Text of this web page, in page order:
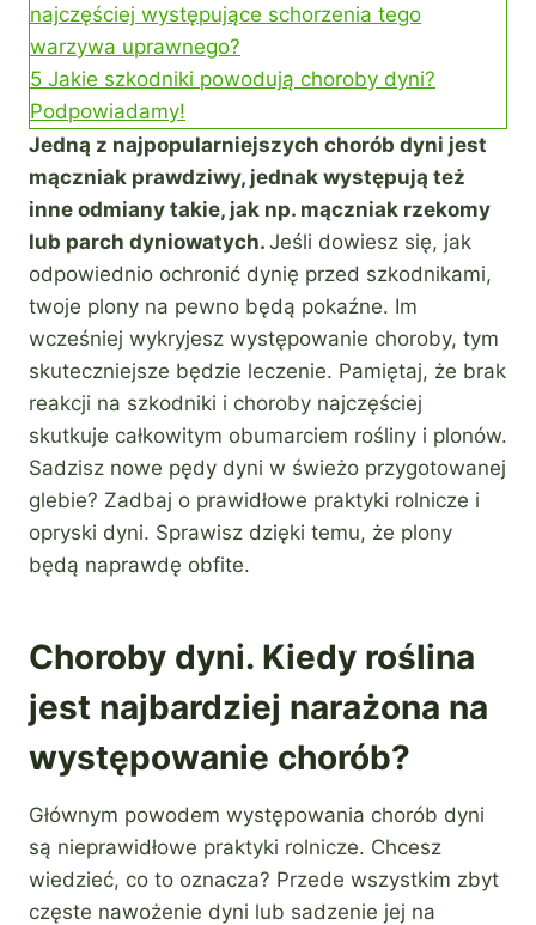
najczęściej występujące schorzenia tego
warzywa uprawnego?
5 Jakie szkodniki powodują choroby dyni?
Podpowiadamy!
Jedną z najpopularniejszych chorób dyni jest
mączniak prawdziwy, jednak występują też
inne odmiany takie, jak np. mączniak rzekomy
lub parch dyniowatych. Jeśli dowiesz się, jak
odpowiednio ochronić dynię przed szkodnikami,
twoje plony na pewno będą pokaźne. Im
wcześniej wykryjesz występowanie choroby, tym
skuteczniejsze będzie leczenie. Pamiętaj, że brak
reakcji na szkodniki i choroby najczęściej
skutkuje całkowitym obumarciem rośliny i plonów.
Sadzisz nowe pędy dyni w świeżo przygotowanej
glebie? Zadbaj o prawidłowe praktyki rolnicze i
opryski dyni. Sprawisz dzięki temu, że plony
będą naprawdę obfite.
Choroby dyni. Kiedy roślina
jest najbardziej narażona na
występowanie chorób?
Głównym powodem występowania chorób dyni
są nieprawidłowe praktyki rolnicze. Chcesz
wiedzieć, co to oznacza? Przede wszystkim zbyt
częste nawożenie dyni lub sadzenie jej na